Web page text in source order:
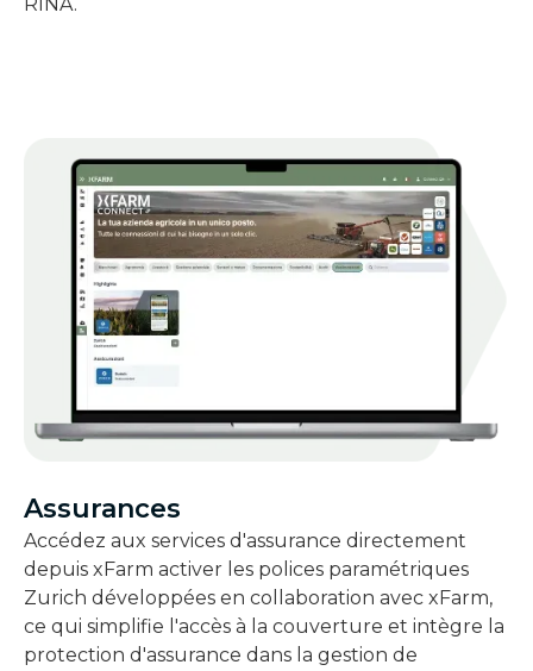
RINA.
Assurances
Accédez aux services d'assurance directement
depuis xFarm activer les polices paramétriques
Zurich développées en collaboration avec xFarm,
ce qui simplifie l'accès à la couverture et intègre la
protection d'assurance dans la gestion de